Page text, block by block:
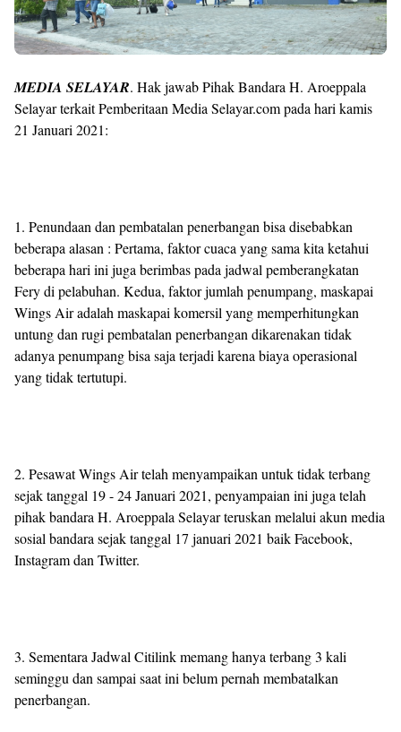
MEDIA SELAYAR. Hak jawab Pihak Bandara H. Aroeppala
Selayar terkait Pemberitaan Media Selayar.com pada hari kamis
21 Januari 2021:
1. Penundaan dan pembatalan penerbangan bisa disebabkan
beberapa alasan : Pertama, faktor cuaca yang sama kita ketahui
beberapa hari ini juga berimbas pada jadwal pemberangkatan
Fery di pelabuhan. Kedua, faktor jumlah penumpang, maskapai
Wings Air adalah maskapai komersil yang memperhitungkan
untung dan rugi pembatalan penerbangan dikarenakan tidak
adanya penumpang bisa saja terjadi karena biaya operasional
yang tidak tertutupi.
2. Pesawat Wings Air telah menyampaikan untuk tidak terbang
sejak tanggal 19 - 24 Januari 2021, penyampaian ini juga telah
pihak bandara H. Aroeppala Selayar teruskan melalui akun media
sosial bandara sejak tanggal 17 januari 2021 baik Facebook,
Instagram dan Twitter.
3. Sementara Jadwal Citilink memang hanya terbang 3 kali
seminggu dan sampai saat ini belum pernah membatalkan
penerbangan.